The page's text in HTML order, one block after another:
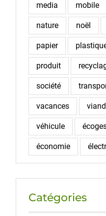
media mobile
nature noël
papier
produit
société
vacances
véhicule
économie
Catégories